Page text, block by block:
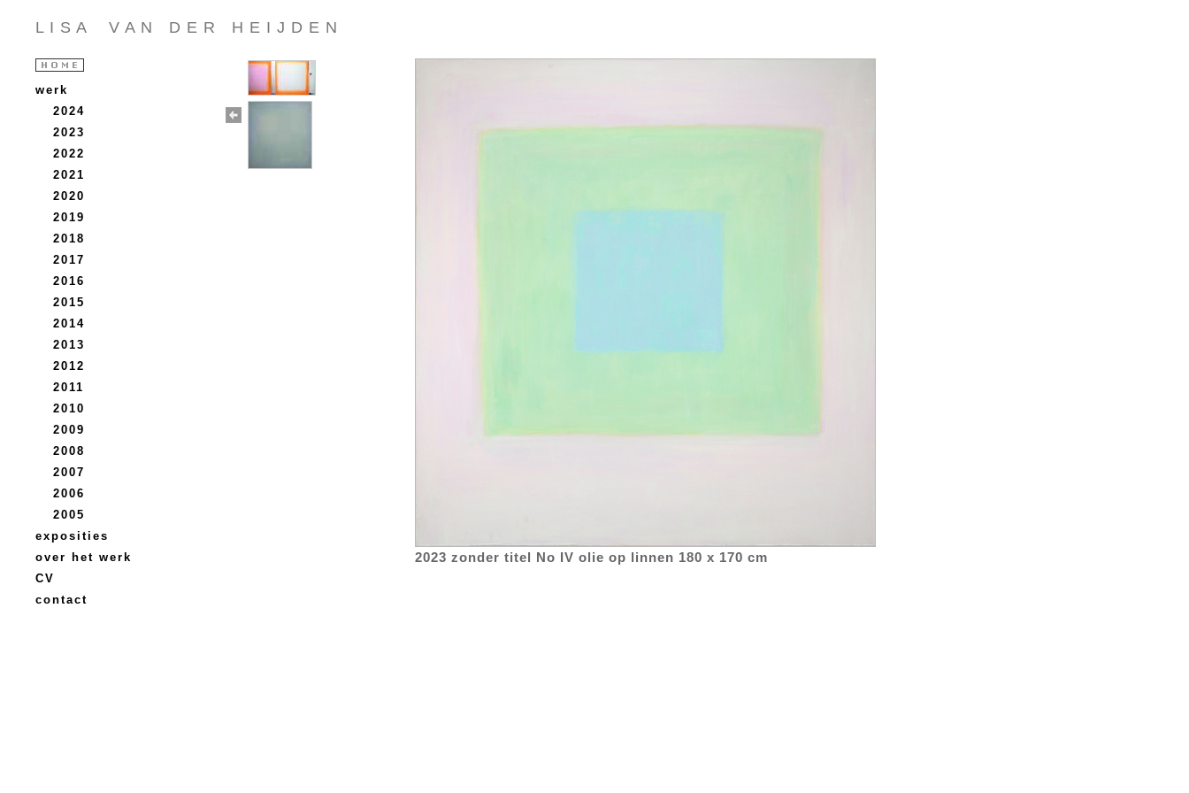
L I S A V A N D E R H E I J D E N
werk
2024
2023
2022
2021
2020
2019
2018
2017
2016
2015
2014
2013
2012
2011
2010
2009
2008
2007
2006
2005
exposities
over het werk
CV
contact
2023 zonder titel No IV olie op linnen 180 x 170 cm